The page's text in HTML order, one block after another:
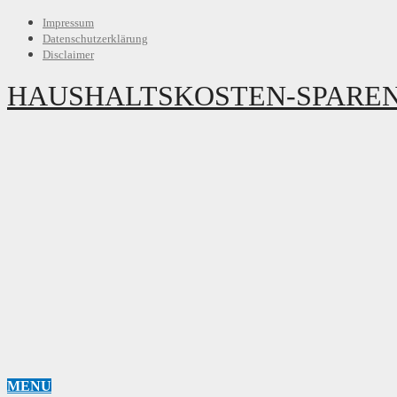
Impressum
Datenschutzerklärung
Disclaimer
HAUSHALTSKOSTEN-
MENU